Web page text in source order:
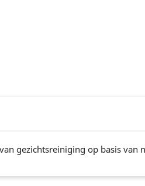
gezichtsreiniging op basis van